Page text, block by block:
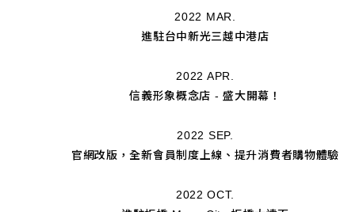
2022 MAR.
進駐台中新光三越中港店
2022 APR.
信義形象概念店 - 盛大開幕！
2022 SEP.
官網改版，全新會員制度上線、提升消費者購物體驗
2022 OCT.